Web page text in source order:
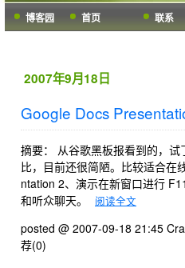
博客园 首页 联系
2007年9月18日
Google Docs
摘要： 从谷歌黑板报看到的，
比，目前还很简陋。比较适合在
ntation 2、演示在新窗口进行
和听众聊天。
阅读全文
posted @ 2007-09-18 21:45
荐(0)